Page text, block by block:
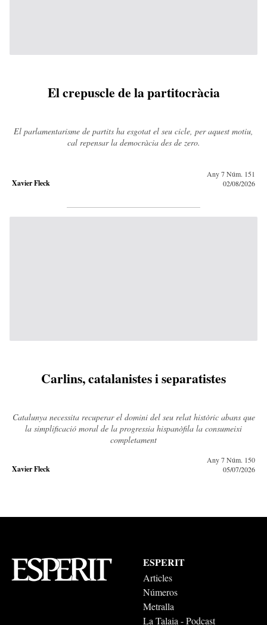
El crepuscle de la partitocràcia
El parlamentarisme de partits ha esgotat el seu cicle, per aquest motiu,
cal repensar la democràcia des de zero.
Xavier Fleck
Any 7 Núm. 151
02/08/2026
Carlins, catalanistes i separatistes
Catalunya necessita recuperar el domini del seu relat històric abans que
la simplificació moral de la progressia hispanòfila la consumeixi
completament
Xavier Fleck
Any 7 Núm. 150
05/07/2026
ESPERIT
Articles
Números
Metralla
La Talaia - Podcast